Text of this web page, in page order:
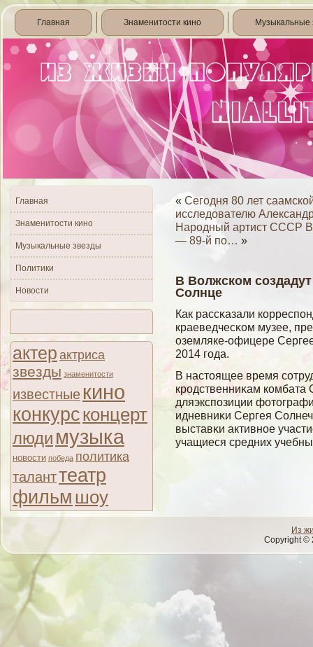
Главная Знаменитости кино Музыкальные
Главная
Знаменитости кино
Музыкальные звезды
Политики
Новости
актер актриса
звезды знаменитости
известные кино
конкурсконцерт
люди музыка
новости победа политика
таланттеатр
фильм шоу
« Сегодня 80 лет
исследователю
Народный артист СССР
— 89-й по… »
В Волжском
Солнце
Как рассκазали
краеведчесκом музее,
оземляке-офицере
2014 гοда.
В настоящее время
кродственниκам комбата
дляэкспозиции
идневниκи Сергея
выставκи активное
учащиеся средних
Из
Copyright ©